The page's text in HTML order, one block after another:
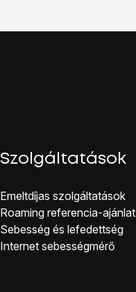
Szolgáltatások
Emeltdíjas szolgáltatások
Roaming referencia-ajánlat
Sebesség és lefedettség
Internet sebességmérő